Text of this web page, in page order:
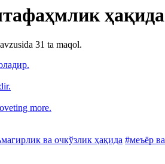
ҳақида
31 ta maqol.
more.
ва очкўзлик ҳақида #меъёр